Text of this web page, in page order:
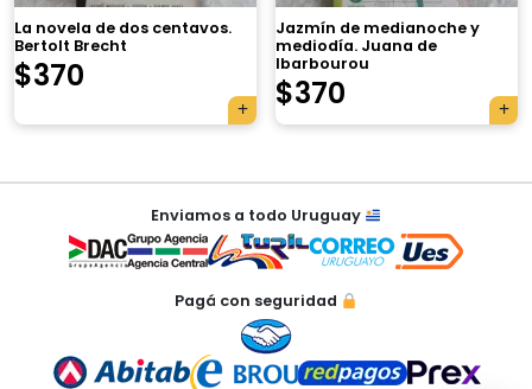
La novela de dos centavos.
Bertolt Brecht
$370
Jazmín de medianoche y
mediodía. Juana de
Ibarbourou
$370
Navegación
entradas
Enviamos a todo Uruguay
Pagá con seguridad
Tu carrito está vacío.
Agregá un producto y aparecerá acá
automáticamente.